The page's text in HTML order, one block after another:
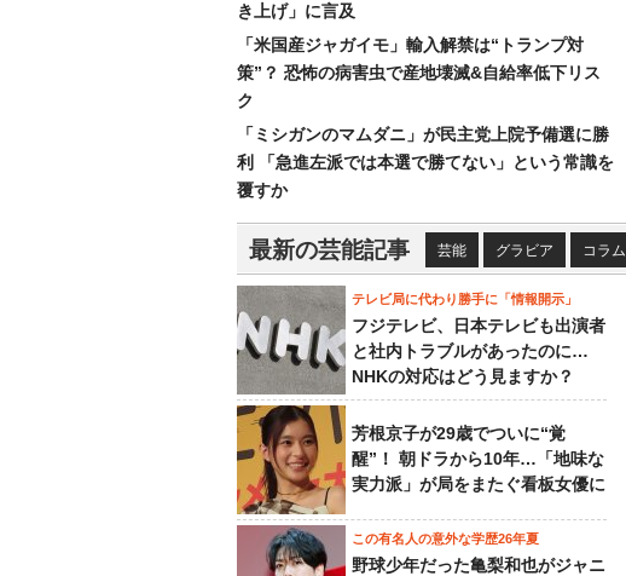
き上げ」に言及
「米国産ジャガイモ」輸入解禁は“トランプ対
策”？ 恐怖の病害虫で産地壊滅&自給率低下リス
ク
「ミシガンのマムダニ」が民主党上院予備選に勝
利 「急進左派では本選で勝てない」という常識を
覆すか
最新の芸能記事 芸能 グラビア コラム
テレビ局に代わり勝手に「情報開示」
フジテレビ、日本テレビも出演者
と社内トラブルがあったのに…
NHKの対応はどう見ますか？
芳根京子が29歳でついに“覚
醒”！ 朝ドラから10年…「地味な
実力派」が局をまたぐ看板女優に
この有名人の意外な学歴26年夏
野球少年だった亀梨和也がジャニ